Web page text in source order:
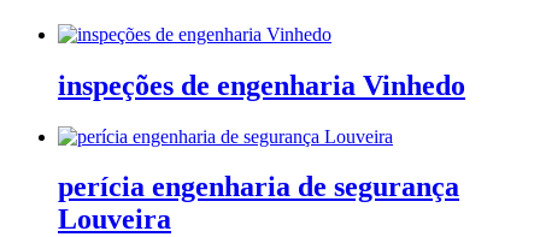
inspeções de engenharia Vinhedo
perícia engenharia de segurança
Louveira